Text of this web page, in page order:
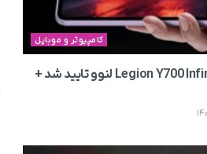
کامپیوتر و موبایل
مشخصات نمایشگر تبلت Legion Y700 Infinite لنوو تایید شد +